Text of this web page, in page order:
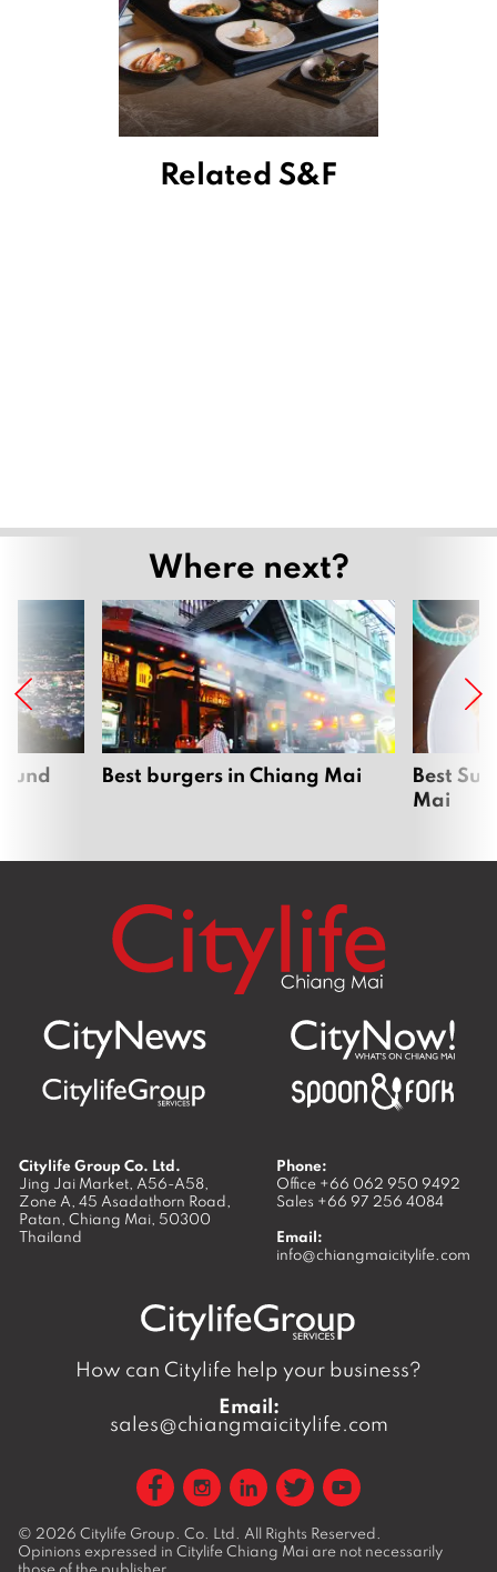
Related S&F
March 31, 2026
ส่งต่อรสชาติคู่หัวหินสู่เชียงใหม่ พร้อมให้สัมผัสกับความ
หอมกรุ่นจากเตาอบแล้ว ที่แม่ริมพาย & คาเฟ่
March 26, 2026
เติมเต็มช่วงเวลายามบ่ายให้แสนพิเศษ ด้วย
Afternoon Tea Set สุดละมุน จาก Lady and the
ทานมื้ออร่อย ปล่อยใจให้ธรรมชาติโอบล้อม ที่ Steake
Steak Salad
March 4, 2026
Where next?
Best burgers in Chiang Mai